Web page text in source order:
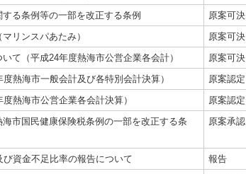
る条例等の一部を改正する条例 原案可決
リンスパあたみ） 原案可決
て（平成24年度熱海市公営企業各会計） 原案可決
熱海市一般会計及び各特別会計決算） 原案認定
熱海市公営企業各会計決算） 原案認定
市国民健康保険税条例の一部を改正する条
原案承認
資金不足比率の報告について 報告